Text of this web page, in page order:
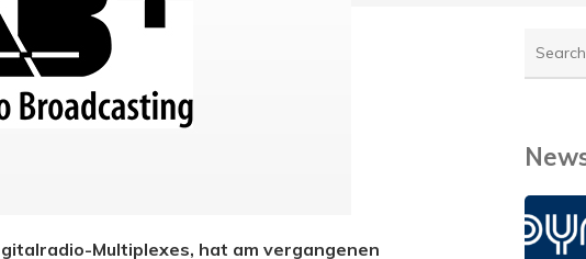
Multiplexes, hat am vergangenen